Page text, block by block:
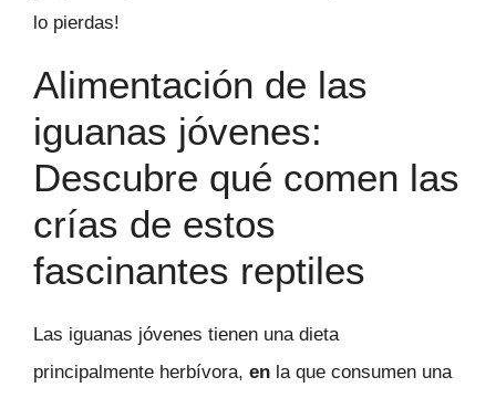
lo pierdas!
Alimentación de las
iguanas jóvenes:
Descubre qué comen las
crías de estos
fascinantes reptiles
Las iguanas jóvenes tienen una dieta
principalmente herbívora, en la que consumen una